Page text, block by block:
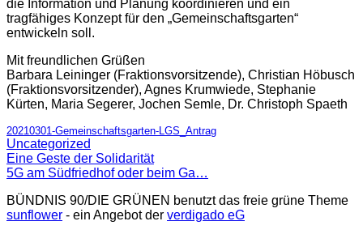
die Information und Planung koordinieren und ein
tragfähiges Konzept für den „Gemeinschaftsgarten“
entwickeln soll.
Mit freundlichen Grüßen
Barbara Leininger (Fraktionsvorsitzende), Christian Höbusch
(Fraktionsvorsitzender), Agnes Krumwiede, Stephanie
Kürten, Maria Segerer, Jochen Semle, Dr. Christoph Spaeth
20210301-Gemeinschaftsgarten-LGS_Antrag
Uncategorized
Eine Geste der Solidarität
5G am Südfriedhof oder beim Ga…
BÜNDNIS 90/DIE GRÜNEN benutzt das freie grüne Theme
sunflower ‐ ein Angebot der verdigado eG